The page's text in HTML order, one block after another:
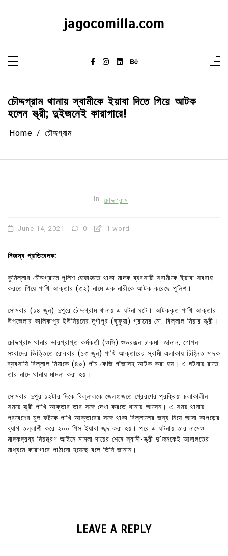
jagocomilla.com
চৌদ্দগ্রাম থানায় স্বামীকে ইয়াবা দিতে গিয়ে আটক
হলেন স্ত্রী; দুইজনেই কারাগারে!
Home চৌদ্দগ্রাম
In চৌদ্দগ্রাম
June 14, 2021 0 1 word
নিজস্ব প্রতিবেদক:
কুমিল্লার চৌদ্দগ্রামে পুলিশ হেফাজতে থাকা মাদক ব্যবসায়ী স্বামীকে ইয়াবা সবরাহ
করতে গিয়ে পাখি আক্তার (৩২) নামে এক নারীকে আটক করেছে পুলিশ।
সোমবার (১৪ জুন) দুপুরে চৌদ্দগ্রাম থানায় এ ঘটনা ঘটে। আটককৃত পাখি আক্তার
উপজেলার কালিকাপুর ইউনিয়নের দূর্গাপুর (ছুফুয়া) গ্রামের মো. বিল্লাল মিয়ার স্ত্রী।
চৌদ্দগ্রাম থানার ভারপ্রাপ্ত কর্মকর্তা (ওসি) শুভরঞ্জন চাকমা জানান, গোপন
সংবাদের ভিত্তিতে রোববার (১৩ জুন) পাখি আক্তারের স্বামী এলাকায় চিহ্নিত মাদক
ব্যবসায়ি বিল্লাল মিয়াকে (৪০) পাঁচ কেজি গাঁজাসহ আটক করা হয়। এ ঘটনায় রাতে
তার নামে থানায় মামলা করা হয়।
সোমবার দুপুর ১২টার দিকে বিল্লালকে জেলহাজতে প্রেরণের প্রক্রিয়া চলাকালীন
সময়ে স্ত্রী পাখি আক্তার তার সঙ্গে দেখা করতে থানায় আসেন। এ সময় থানায়
প্রবেশের মুল ফটকে পাখি আক্তারের সঙ্গে থাকা বিল্লালের জন্য নিয়ে আসা কাপড়ের
ব্যাগ তল্লাশী করে ২০০ পিস ইয়াবা জব্দ করা হয়। পরে এ ঘটনায় তার নামেও
মাদকদ্রব্য নিয়ন্ত্রণ আইনে মামলা দায়ের শেষে স্বামী-স্ত্রী দু’জনকেই আদালতের
মাধ্যমে কারাগারে পাঠানো হয়েছে বলে তিনি জানান।
LEAVE A REPLY